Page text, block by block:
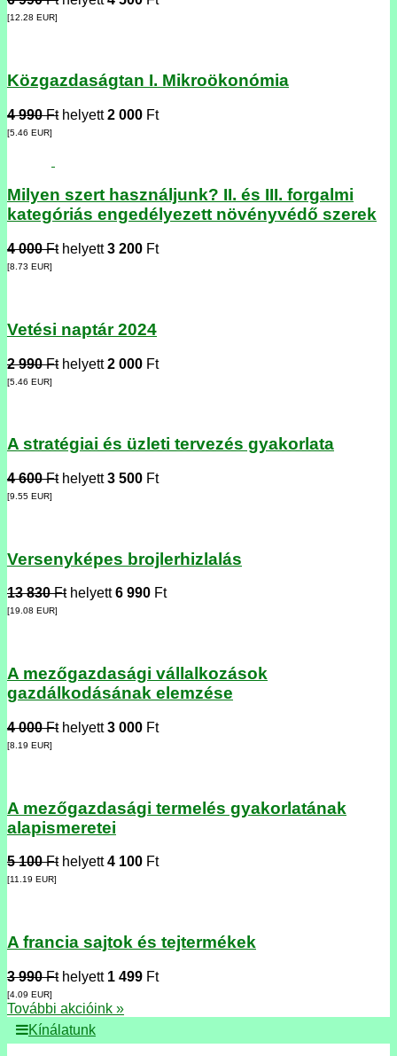
[12.28 EUR]
Közgazdaságtan I. Mikroökonómia
4 990 Fthelyett2 000 Ft
[5.46 EUR]
Milyen szert használjunk? II. és III. forgalmi
kategóriás engedélyezett növényvédő szerek
4 000 Fthelyett3 200 Ft
[8.73 EUR]
Vetési naptár 2024
2 990 Fthelyett2 000 Ft
[5.46 EUR]
A stratégiai és üzleti tervezés gyakorlata
4 600 Fthelyett3 500 Ft
[9.55 EUR]
Versenyképes brojlerhizlalás
13 830 Fthelyett6 990 Ft
[19.08 EUR]
A mezőgazdasági vállalkozások
gazdálkodásának elemzése
4 000 Fthelyett3 000 Ft
[8.19 EUR]
A mezőgazdasági termelés gyakorlatának
alapismeretei
5 100 Fthelyett4 100 Ft
[11.19 EUR]
A francia sajtok és tejtermékek
3 990 Fthelyett 1 499 Ft
[4.09 EUR]
További akcióink »
Kínálatunk